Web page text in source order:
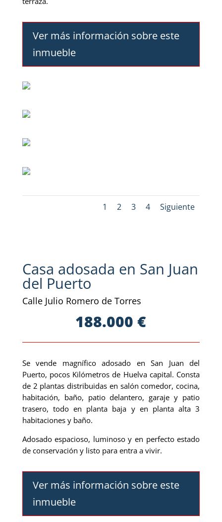
Ver más información sobre este
inmueble
1 2 3 4 Siguiente
Casa adosada en San Juan
del Puerto
Calle Julio Romero de Torres
188.000 €
Se vende magnífico adosado en San Juan del
Puerto, pocos Kilómetros de Huelva capital. Consta
de 2 plantas distribuidas en salón comedor, cocina,
habitación, baño, patio delantero, garaje y patio
trasero, todo en planta baja y en planta alta 3
habitaciones y baño.
Adosado espacioso, luminoso y en perfecto estado
de conservación y listo para entra a vivir.
Ver más información sobre este
inmueble